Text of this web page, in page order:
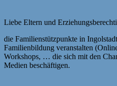
Liebe Eltern und
die Familienstützpunkte in
Familienbildung veranstalten
Workshops, … die sich mit den
Medien beschäftigen.